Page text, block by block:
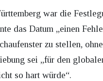
war die
das Datum „einen
zu stellen,
sei „für den
so hart würde“.